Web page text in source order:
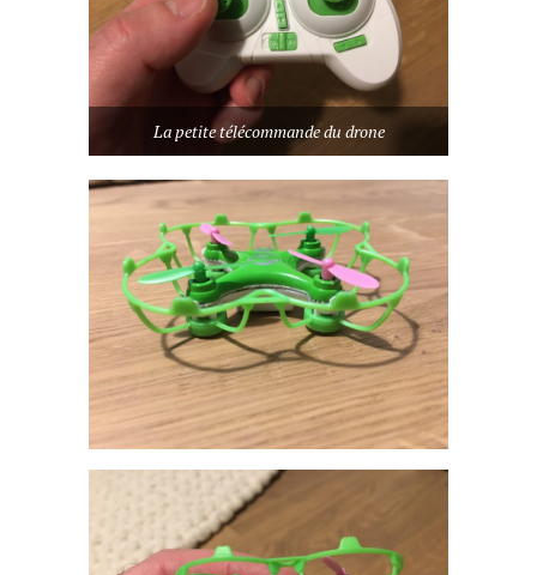
La petite télécommande du drone